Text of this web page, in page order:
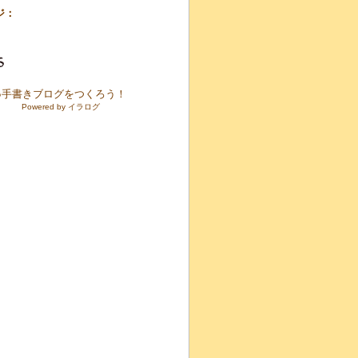
書きブログをつくろう！
Powered by イラログ